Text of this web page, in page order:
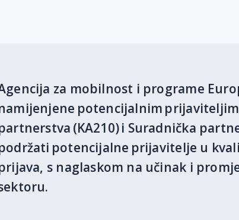
za mobilnost i programe
potencijalnim
(KA210) i Suradnička
potencijalne prijavitelje u
s naglaskom na učinak i